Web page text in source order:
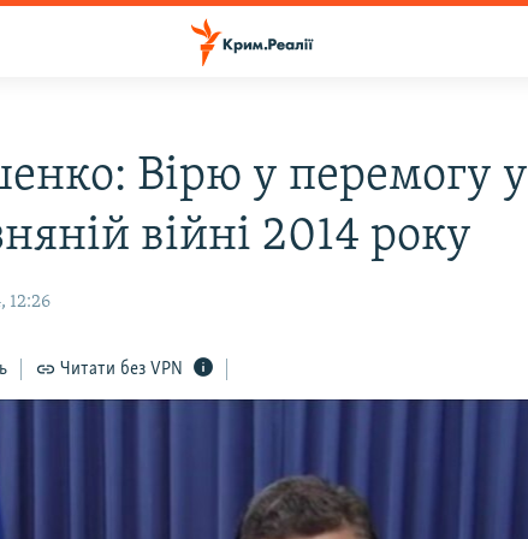
Вірю у перемогу у
війні 2014 року
12:26
Читати без VPN